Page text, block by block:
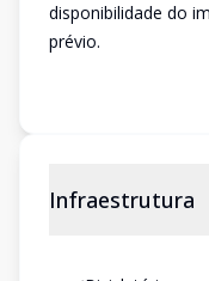
disponibilidade do
prévio.
Infraestrutura